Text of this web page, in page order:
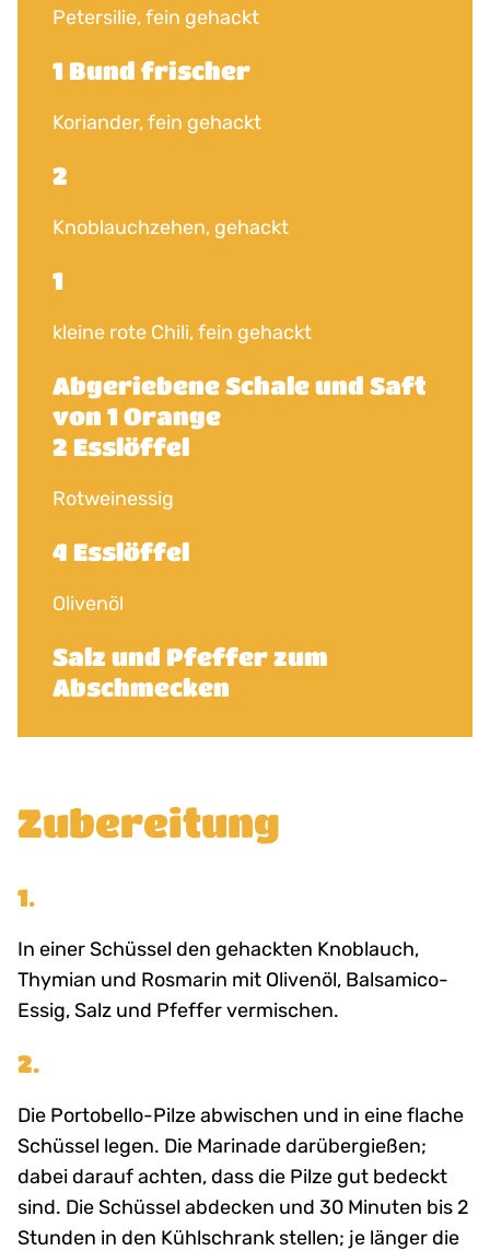
Zubereitung
1.
In einer Schüssel den gehackten Knoblauch,
Thymian und Rosmarin mit Olivenöl, Balsamico-
Essig, Salz und Pfeffer vermischen.
2.
Die Portobello-Pilze abwischen und in eine flache
Schüssel legen. Die Marinade darübergießen;
dabei darauf achten, dass die Pilze gut bedeckt
sind. Die Schüssel abdecken und 30 Minuten bis 2
Stunden in den Kühlschrank stellen; je länger die
Petersilie, fein gehackt
1 Bund frischer
Koriander, fein gehackt
2
Knoblauchzehen, gehackt
1
kleine rote Chili, fein gehackt
Abgeriebene Schale und Saft
von 1 Orange
2 Esslöffel
Rotweinessig
4 Esslöffel
Olivenöl
Salz und Pfeffer zum
Abschmecken